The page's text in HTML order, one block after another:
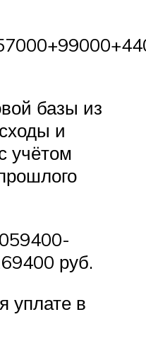
базы из
и
учётом
руб.
уплате в